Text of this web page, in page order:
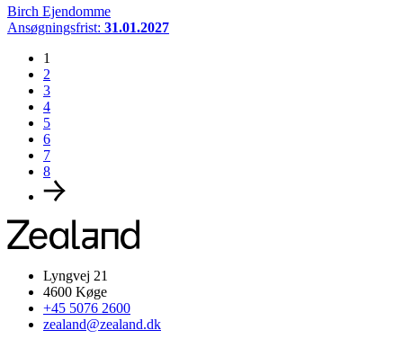
Birch Ejendomme
Ansøgningsfrist: 31.01.2027
1
2
3
4
5
6
7
8
Lyngvej 21
4600 Køge
+45 5076 2600
zealand@zealand.dk